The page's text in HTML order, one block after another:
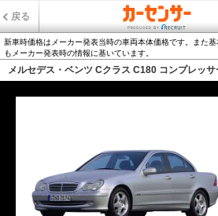
戻る
新車時価格はメーカー発表当時の車両本体価格です。また
もメーカー発表時の情報に基いています。
メルセデス・ベンツ Cクラス C180 コンプレッ